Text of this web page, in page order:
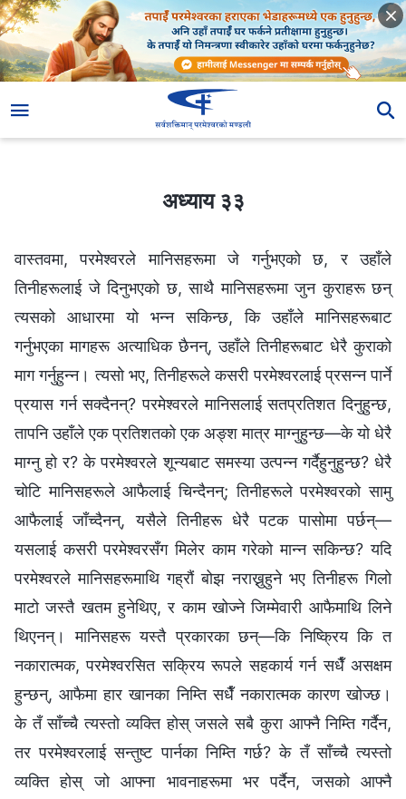
अध्याय ३३
वास्तवमा, परमेश्‍वरले मानिसहरूमा जे गर्नुभएको छ, र उहाँले
तिनीहरूलाई जे दिनुभएको छ, साथै मानिसहरूमा जुन कुराहरू छन्
त्यसको आधारमा यो भन्न सकिन्छ, कि उहाँले मानिसहरूबाट
गर्नुभएका मागहरू अत्याधिक छैनन्, उहाँले तिनीहरूबाट धेरै कुराको
माग गर्नुहुन्न। त्यसो भए, तिनीहरूले कसरी परमेश्‍वरलाई प्रसन्न पार्ने
प्रयास गर्न सक्दैनन्? परमेश्‍वरले मानिसलाई सतप्रतिशत दिनुहुन्छ,
तापनि उहाँले एक प्रतिशतको एक अङ्श मात्र माग्नुहुन्छ—के यो धेरै
माग्नु हो र? के परमेश्‍वरले शून्यबाट समस्या उत्पन्न गर्दैहुनुहुन्छ? धेरै
चोटि मानिसहरूले आफैलाई चिन्दैनन्; तिनीहरूले परमेश्‍वरको सामु
आफैलाई जाँच्दैनन्, यसैले तिनीहरू धेरै पटक पासोमा पर्छन्—
यसलाई कसरी परमेश्‍वरसँग मिलेर काम गरेको मान्न सकिन्छ? यदि
परमेश्‍वरले मानिसहरूमाथि गह्रौं बोझ नराख्नुहुने भए तिनीहरू गिलो
माटो जस्तै खतम हुनेथिए, र काम खोज्ने जिम्मेवारी आफैमाथि लिने
थिएनन्। मानिसहरू यस्तै प्रकारका छन्—कि निष्क्रिय कि त
नकारात्मक, परमेश्‍वरसित सक्रिय रूपले सहकार्य गर्न सधैँ असक्षम
हुन्छन्, आफैमा हार खानका निम्ति सधैँ नकारात्मक कारण खोज्छ।
के तँ साँच्चै त्यस्तो व्यक्ति होस् जसले सबै कुरा आफ्नै निम्ति गर्दैन,
तर परमेश्‍वरलाई सन्तुष्ट पार्नका निम्ति गर्छ? के तँ साँच्चै त्यस्तो
व्यक्ति होस् जो आफ्‍ना भावनाहरूमा भर पर्दैन, जसको आफ्नै